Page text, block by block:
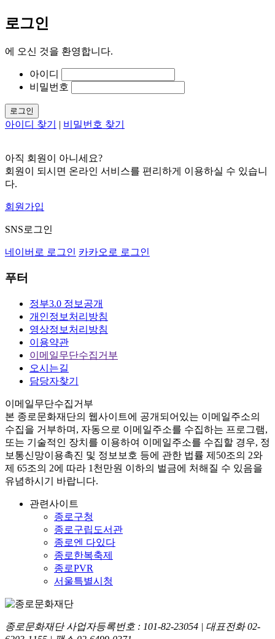
로그인
에 오신 것을 환영합니다.
아이디
비밀번호
로그인
아이디 찾기 | 비밀번호 찾기
아직 회원이 아니세요?
회원이 되시면 온라인 서비스를 편리하게 이용하실 수 있습니
다.
회원가입
SNS로그인
네이버로 로그인 카카오로 로그인
푸터
정부3.0 정보공개
개인정보처리방침
영상정보처리방침
이용약관
이메일무단수집거부
오시는길
담당자찾기
이메일무단수집거부
본 종로문화재단의 웹사이트에 공개되어있는 이메일주소의
수집을 거부하며, 자동으로 이메일주소를 수집하는 프로그램,
또는 기술적인 장치를 이용하여 이메일주소를 수집할 경우, 정
보통신망이용촉진 및 정보보호 등에 관한 법률 제50조의 2와
제 65조의 2에 따라 1천만원 이하의 벌금에 처해질 수 있음을
유념하시기 바랍니다.
관련사이트
종로구청
종로구립도서관
종로엔 다있다
종로한복축제
종로PVR
서울특별시청
종로문화재단 사업자등록번호 : 101-82-23054 | 대표전화02-